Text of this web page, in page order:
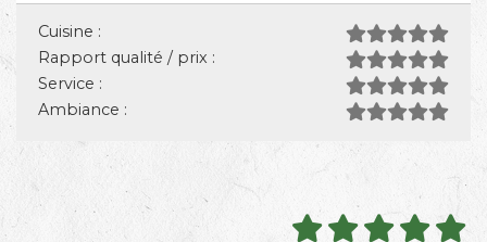
Cuisine :
Rapport qualité / prix :
Service :
Ambiance :